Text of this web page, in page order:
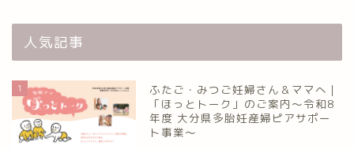
人気記事
1
ふたご・みつご妊婦さん＆ママへ｜
「ほっとトーク」のご案内～令和8
年度 大分県多胎妊産婦ピアサポー
ト事業～